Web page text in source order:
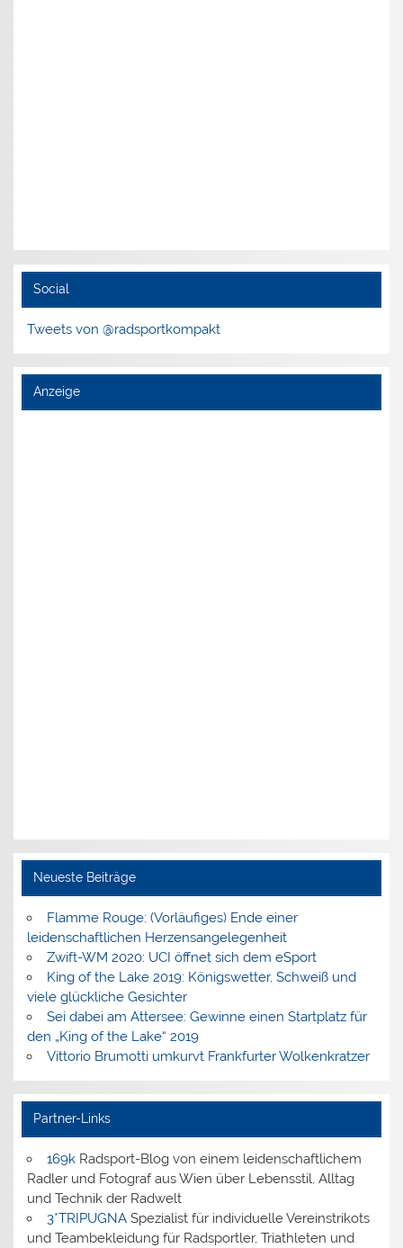
Social
Tweets von @radsportkompakt
Anzeige
Neueste Beiträge
Flamme Rouge: (Vorläufiges) Ende einer
leidenschaftlichen Herzensangelegenheit
Zwift-WM 2020: UCI öffnet sich dem eSport
King of the Lake 2019: Königswetter, Schweiß und
viele glückliche Gesichter
Sei dabei am Attersee: Gewinne einen Startplatz für
den „King of the Lake“ 2019
Vittorio Brumotti umkurvt Frankfurter Wolkenkratzer
Partner-Links
169kRadsport-Blog von einem leidenschaftlichem
Radler und Fotograf aus Wien über Lebensstil, Alltag
und Technik der Radwelt
3*TRIPUGNASpezialist für individuelle Vereinstrikots
und Teambekleidung für Radsportler, Triathleten und